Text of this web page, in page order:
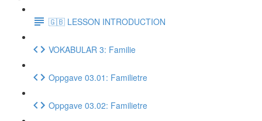
🇬🇧 LESSON INTRODUCTION
VOKABULAR 3: Familie
Oppgave 03.01: Familietre
Oppgave 03.02: Familietre